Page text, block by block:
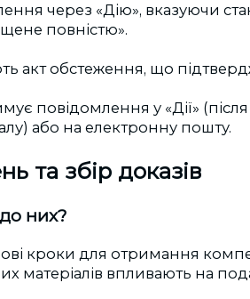
через «Дію», вказуючи
повністю».
акт обстеження, що
повідомлення у «Дії» (після
або на електронну пошту.
та збір доказів
них?
кроки для отримання
матеріалів впливають на